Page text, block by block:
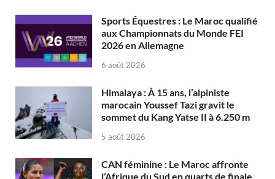
Sports Équestres : Le Maroc qualifié
aux Championnats du Monde FEI
2026 en Allemagne
6 août 2026
Himalaya : À 15 ans, l’alpiniste
marocain Youssef Tazi gravit le
sommet du Kang Yatse II à 6.250 m
5 août 2026
CAN féminine : Le Maroc affronte
l’Afrique du Sud en quarts de finale